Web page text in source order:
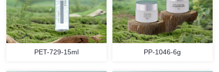
PET-729-15ml PP-1046-6g